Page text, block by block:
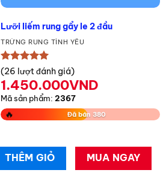
Lưỡi liếm rung gẩy le 2 đầu
TRỨNG RUNG TÌNH YÊU
★★★★★
(26 lượt đánh giá)
1.450.000VND
Mã sản phẩm: 2367
🔥 Đã bán 380
THÊM GIỎ MUA NGAY